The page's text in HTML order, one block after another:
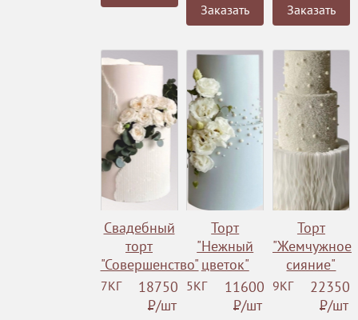
Заказать Заказать
Свадебный
торт
"Совершенство"
7КГ
18750
Р/шт
Торт
"Нежный
цветок"
5КГ
11600
Р/шт
Торт
"Жемчужное
сияние"
9КГ
22350
Р/шт